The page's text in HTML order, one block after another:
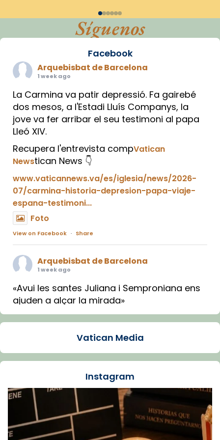
Síguenos
Facebook
Arquebisbat de Barcelona
1 week ago
La Carmina va patir depressió. Fa gairebé
dos mesos, a l'Estadi Lluís Companys, la
jove va fer arribar el seu testimoni al papa
Lleó XIV.
Recupera l'entrevista compVatican
Newstican News 👇
www.vaticannews.va/es/iglesia/news/2026-
07/carmina-historia-depresion-papa-viaje-
espana-testimoni...
Foto
View on Facebook · Share
Arquebisbat de Barcelona
1 week ago
«Avui les santes Juliana i Semproniana ens
ajuden a alçar la mirada»
Mons. Sergi Gordo, bisbe de Tortosa, ha
Santes de Mataró.
🔗tinyurl.com/cvu5jmbk
Foto
View on Facebook Share
Arquebisbat de Barcelonais at Catedral
Vatican Media
Instagram